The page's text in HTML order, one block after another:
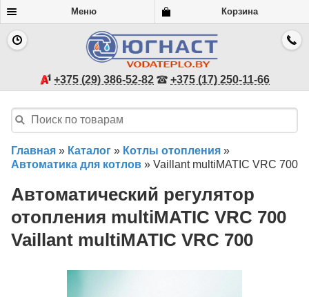
Меню Корзина
+375 (29) 386-52-82 +375 (17) 250-11-66
Главная » Каталог » Котлы отопления »
Автоматика для котлов » Vaillant multiMATIC VRC 700
Автоматический регулятор
отопления multiMATIC VRC 700
Vaillant multiMATIC VRC 700